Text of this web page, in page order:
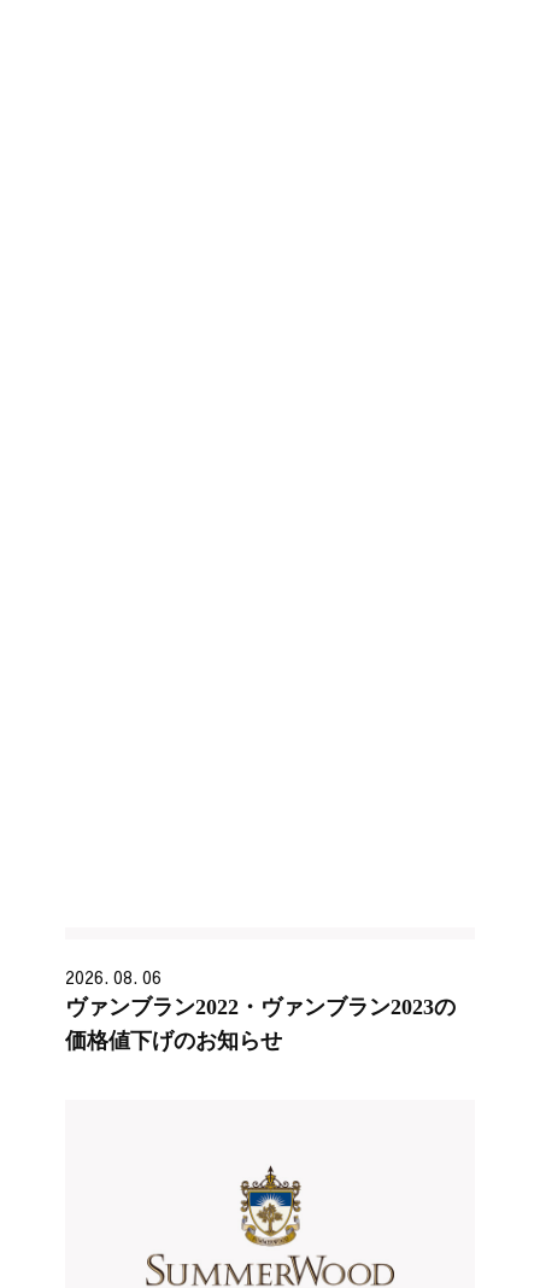
2026. 08. 06
ヴァンブラン2022・ヴァンブラン2023の
価格値下げのお知らせ